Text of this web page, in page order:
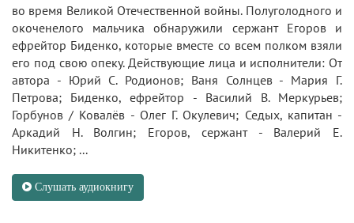
во время Великой Отечественной войны. Полуголодного и
окоченелого мальчика обнаружили сержант Егоров и
ефрейтор Биденко, которые вместе со всем полком взяли
его под свою опеку. Действующие лица и исполнители: От
автора - Юрий С. Родионов; Ваня Солнцев - Мария Г.
Петрова; Биденко, ефрейтор - Василий В. Меркурьев;
Горбунов / Ковалёв - Олег Г. Окулевич; Седых, капитан -
Аркадий Н. Волгин; Егоров, сержант - Валерий Е.
Никитенко; ...
Слушать аудиокнигу